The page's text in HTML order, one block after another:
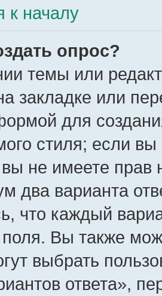
к началу
опрос?
темы или
закладке или
для
стиля; если
не имеете прав
два варианта
что каждый
поля. Вы также
выбрать
ответа»,